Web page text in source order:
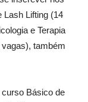
Lash Lifting (14
e Terapia
também
Básico de